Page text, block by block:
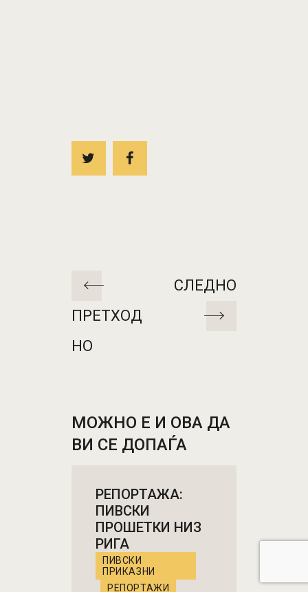
ПРЕТХОД
НО
СЛЕДНО
МОЖНО Е И ОВА ДА
ВИ СЕ ДОПАЃА
РЕПОРТАЖА:
ПИВСКИ
ПРОШЕТКИ НИЗ
РИГА
ПИВСКИ
ПРИКАЗНИ
РЕПОРТАЖИ